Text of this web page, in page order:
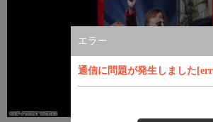
エラー
通信に問題が発生しました